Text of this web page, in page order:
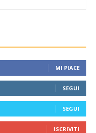
MI PIACE
SEGUI
SEGUI
ISCRIVITI